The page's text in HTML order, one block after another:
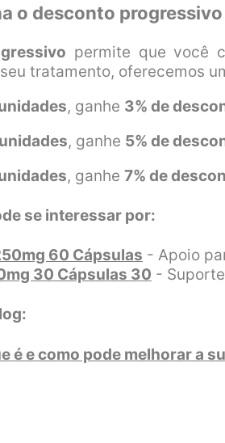
o desconto progressivo
permite que você
tratamento, oferecemos
, ganhe 3% de
, ganhe 5% de
, ganhe 7% de
se interessar por:
60 Cápsulas - Apoio
30 Cápsulas 30 -
é e como pode melhorar a